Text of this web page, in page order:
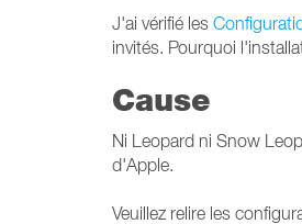
J'ai vérifié les
invités. Pourquoi
Cause
Ni Leopard ni Snow
d'Apple.
Veuillez relire les